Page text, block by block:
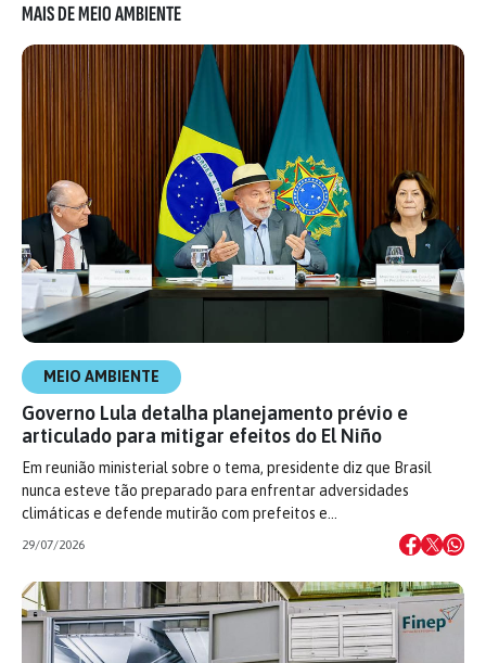
MAIS DE MEIO AMBIENTE
MEIO AMBIENTE
Governo Lula detalha planejamento prévio e
articulado para mitigar efeitos do El Niño
Em reunião ministerial sobre o tema, presidente diz que Brasil
nunca esteve tão preparado para enfrentar adversidades
climáticas e defende mutirão com prefeitos e…
29/07/2026